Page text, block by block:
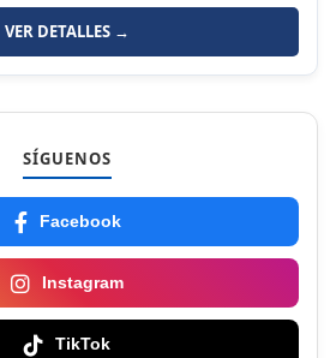
VER DETALLES →
SÍGUENOS
Facebook
Instagram
TikTok